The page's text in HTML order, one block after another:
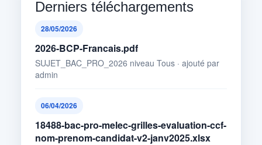
Derniers téléchargements
28/05/2026
2026-BCP-Francais.pdf
SUJET_BAC_PRO_2026 niveau Tous · ajouté par
admin
06/04/2026
18488-bac-pro-melec-grilles-evaluation-ccf-
nom-prenom-candidat-v2-janv2025.xlsx